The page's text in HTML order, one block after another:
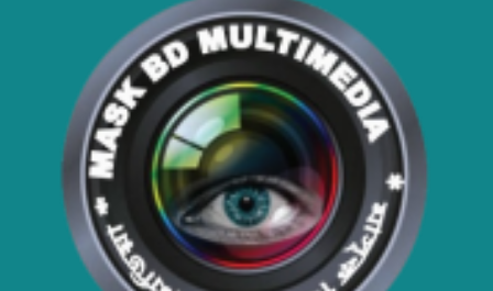
বাংলাদেশের টিকা নিরাপত্তা ও স্বাস্থ্য
সার্বভৌমত্ব: এখনই দেশীয় ভ্যাকসিন
উৎপাদনে জাতীয় বিনিয়োগের সময়
আবারো ডিএনসি নোয়াখালী কর্তৃক
বিপুল পরিমান ইয়াবা ও গাঁজা উদ্ধার
ডিএনসি নোয়াখালী কর্তৃক বিপুল পরিমান